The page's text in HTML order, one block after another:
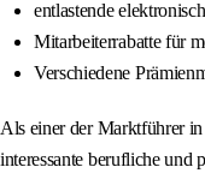
entlastende
Mitarbeiterrabatte für
Verschiedene
Als einer der Marktführer
interessante berufliche und